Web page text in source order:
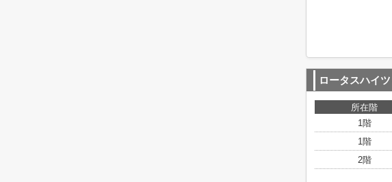
ロータスハイツ
所在階
1階
1階
2階